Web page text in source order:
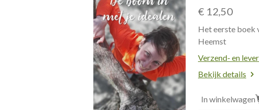
€ 12,50
Het eerste boek
Heemst
Verzend- en
Bekijk details
In winkelwagen